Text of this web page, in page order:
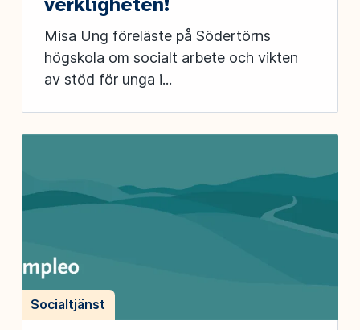
verkligheten!
Misa Ung föreläste på Södertörns
högskola om socialt arbete och vikten
av stöd för unga i...
Socialtjänst